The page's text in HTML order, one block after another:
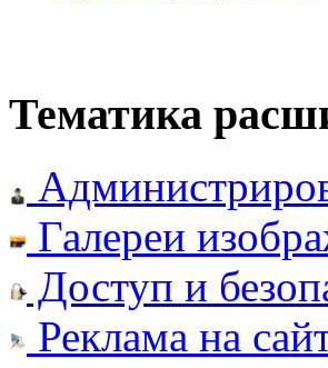
Тематика
Галереи
Доступ и
Реклама на